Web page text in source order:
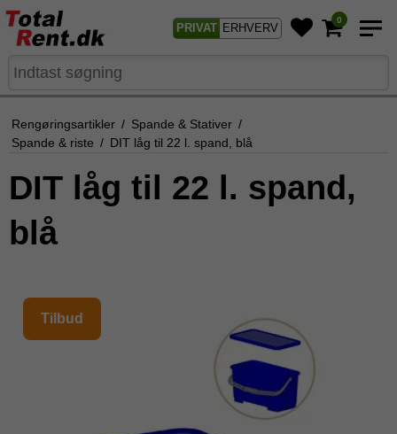
PRIVAT ERHVERV
0
Rengøringsartikler / Spande & Stativer /
Spande & riste / DIT låg til 22 l. spand, blå
DIT låg til 22 l. spand,
blå
Tilbud